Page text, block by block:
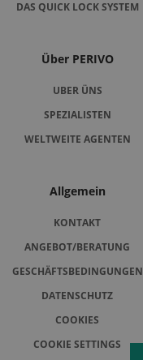
DAS QUICK LOCK SYSTEM
Über PERIVO
UBER ÜNS
SPEZIALISTEN
WELTWEITE AGENTEN
Allgemein
KONTAKT
ANGEBOT/BERATUNG
GESCHÄFTSBEDINGUNGEN
DATENSCHUTZ
COOKIES
COOKIE SETTINGS